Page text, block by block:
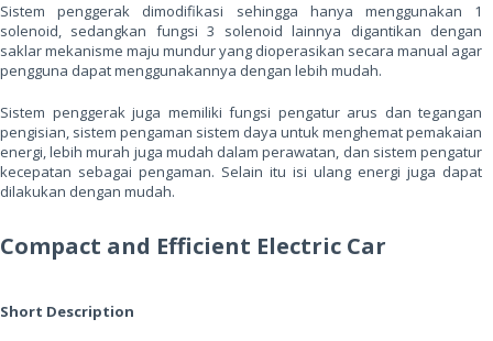
Sistem penggerak dimodifikasi sehingga hanya menggunakan 1
solenoid, sedangkan fungsi 3 solenoid lainnya digantikan dengan
saklar mekanisme maju mundur yang dioperasikan secara manual agar
pengguna dapat menggunakannya dengan lebih mudah.
Sistem penggerak juga memiliki fungsi pengatur arus dan tegangan
pengisian, sistem pengaman sistem daya untuk menghemat pemakaian
energi, lebih murah juga mudah dalam perawatan, dan sistem pengatur
kecepatan sebagai pengaman. Selain itu isi ulang energi juga dapat
dilakukan dengan mudah.
Compact and Efficient Electric Car
Short Description